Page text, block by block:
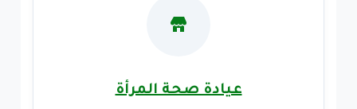
عيادة صحة المرأة